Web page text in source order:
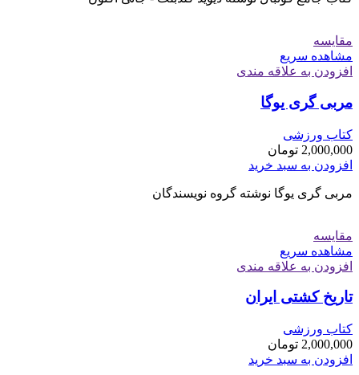
مقایسه
مشاهده سریع
افزودن به علاقه مندی
مربی گری یوگا
کتاب ورزشی
2,000,000 تومان
افزودن به سبد خرید
مربی گری یوگا نوشته گروه نویسندگان
مقایسه
مشاهده سریع
افزودن به علاقه مندی
تاریخ کشتی ایران
کتاب ورزشی
2,000,000 تومان
افزودن به سبد خرید